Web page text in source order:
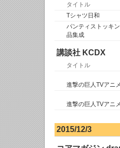
タイトル
Tシャツ日和
パンティストッキ
品集成
講談社 KCDX
タイトル
進撃の巨人TVアニ
進撃の巨人TVアニ
2015/12/3